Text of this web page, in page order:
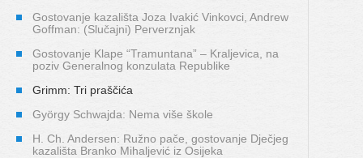
Gostovanje kazališta Joza Ivakić Vinkovci, Andrew
Goffman: (Slučajni) Perverznjak
Gostovanje Klape “Tramuntana” – Kraljevica, na
poziv Generalnog konzulata Republike
Grimm: Tri praščića
György Schwajda: Nema više škole
H. Ch. Andersen: Ružno pače, gostovanje Dječjeg
kazališta Branko Mihaljević iz Osijeka